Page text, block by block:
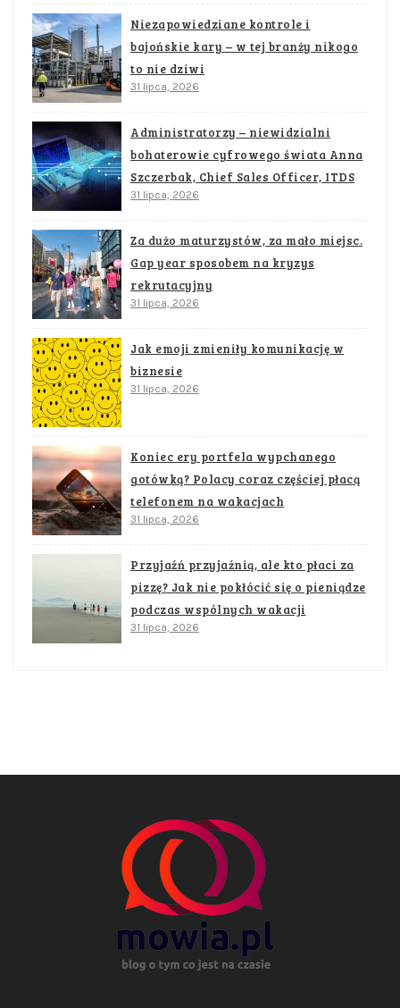
Niezapowiedziane kontrole i
bajońskie kary – w tej branży nikogo
to nie dziwi
31 lipca, 2026
Administratorzy – niewidzialni
bohaterowie cyfrowego świata Anna
Szczerbak, Chief Sales Officer, ITDS
31 lipca, 2026
Za dużo maturzystów, za mało miejsc.
Gap year sposobem na kryzys
rekrutacyjny
31 lipca, 2026
Jak emoji zmieniły komunikację w
biznesie
31 lipca, 2026
Koniec ery portfela wypchanego
gotówką? Polacy coraz częściej płacą
telefonem na wakacjach
31 lipca, 2026
Przyjaźń przyjaźnią, ale kto płaci za
pizzę? Jak nie pokłócić się o pieniądze
podczas wspólnych wakacji
31 lipca, 2026